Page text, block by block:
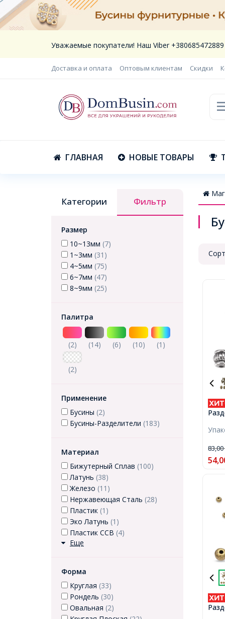
Уважаемые покупатели! Наш Viber
Доставка и оплата Оптовым клиентам Скидки
ГЛАВНАЯ НОВЫЕ ТОВАРЫ
Категории Фильтр
Размер
10~13мм (7)
1~3мм (31)
4~5мм (75)
6~7мм (47)
8~9мм (25)
Палитра
(2) (14) (6) (10) (1)
(2)
Применение
Бусины (2)
Бусины-Разделители (183)
Материал
Бижутерный Сплав (100)
Латунь (38)
Железо (11)
Нержавеющая Сталь (28)
Пластик (1)
Эко Латунь (1)
Пластик ССВ (4)
Еще
Форма
Круглая (33)
Рондель (30)
Овальная (2)